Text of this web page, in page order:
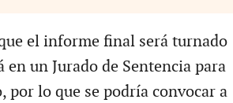
el informe final será turnado
un Jurado de Sentencia para
por lo que se podría convocar a